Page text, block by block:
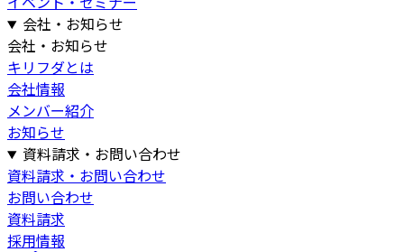
会社・お知らせ
会社・お知らせ
キリフダとは
会社情報
メンバー紹介
お知らせ
資料請求・お問い合わせ
資料請求・お問い合わせ
お問い合わせ
資料請求
採用情報